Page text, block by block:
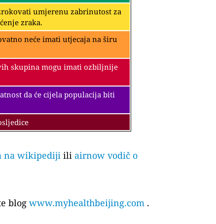
umjerenu zabrinutost za
zraka.
neće imati utjecaja na širu
skupina mogu imati ozbiljnije
da će cijela populacija biti
na wikipedijiili airnow vodič o
blog www.myhealthbeijing.com.